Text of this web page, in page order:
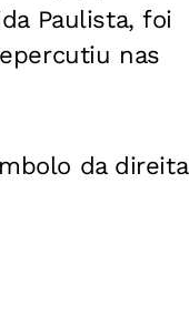
Paulista, foi
nas
da direita